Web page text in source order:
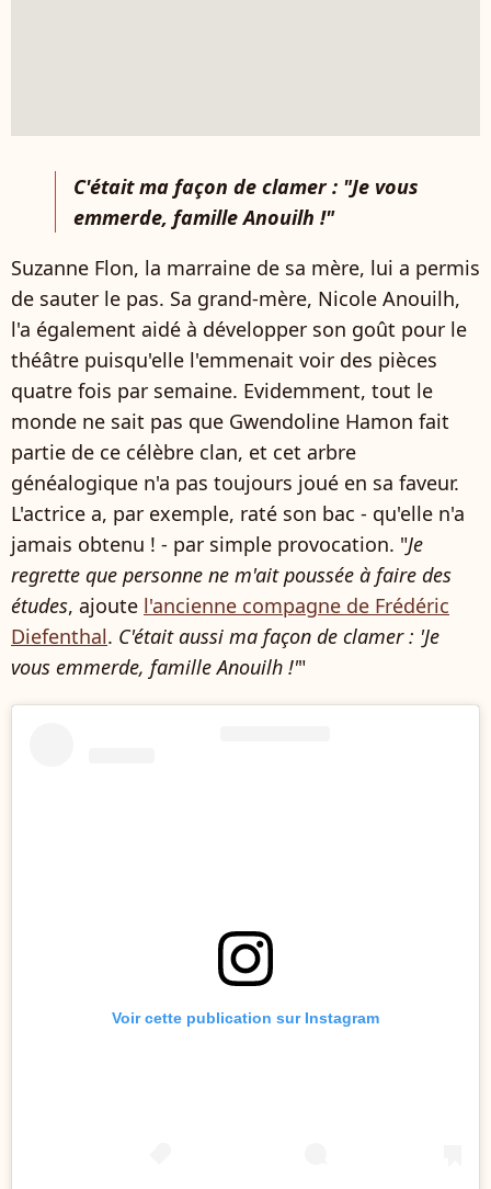
C'était ma façon de clamer : "Je vous
emmerde, famille Anouilh !"
Suzanne Flon, la marraine de sa mère, lui a permis
de sauter le pas. Sa grand-mère, Nicole Anouilh,
l'a également aidé à développer son goût pour le
théâtre puisqu'elle l'emmenait voir des pièces
quatre fois par semaine. Evidemment, tout le
monde ne sait pas que Gwendoline Hamon fait
partie de ce célèbre clan, et cet arbre
généalogique n'a pas toujours joué en sa faveur.
L'actrice a, par exemple, raté son bac - qu'elle n'a
jamais obtenu ! - par simple provocation. "Je
regrette que personne ne m'ait poussée à faire des
études, ajoute l'ancienne compagne de Frédéric
Diefenthal. C'était aussi ma façon de clamer : 'Je
vous emmerde, famille Anouilh !'"
Voir cette publication sur Instagram